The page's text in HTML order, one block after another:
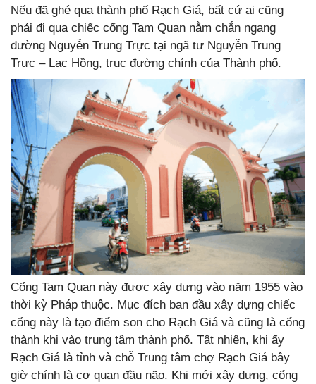
Nếu đã ghé qua thành phố Rạch Giá, bất cứ ai cũng
phải đi qua chiếc cổng Tam Quan nằm chắn ngang
đường Nguyễn Trung Trực tại ngã tư Nguyễn Trung
Trực – Lạc Hồng, trục đường chính của Thành phố.
Cổng Tam Quan này được xây dựng vào năm 1955 vào
thời kỳ Pháp thuộc. Mục đích ban đầu xây dựng chiếc
cổng này là tạo điểm son cho Rạch Giá và cũng là cổng
thành khi vào trung tâm thành phố. Tât nhiên, khi ấy
Rạch Giá là tỉnh và chỗ Trung tâm chợ Rạch Giá bây
giờ chính là cơ quan đầu não. Khi mới xây dựng, cổng